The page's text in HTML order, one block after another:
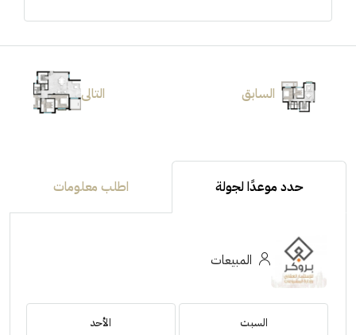
السابق التالى
حدد موعدًا لجولة اطلب معلومات
المبيعات
السبت الأحد